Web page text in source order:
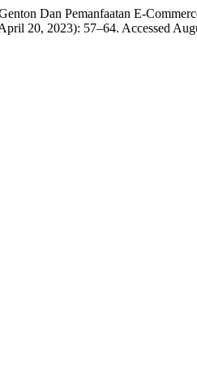
Dan Pemanfaatan E-
20, 2023): 57–64. Accessed